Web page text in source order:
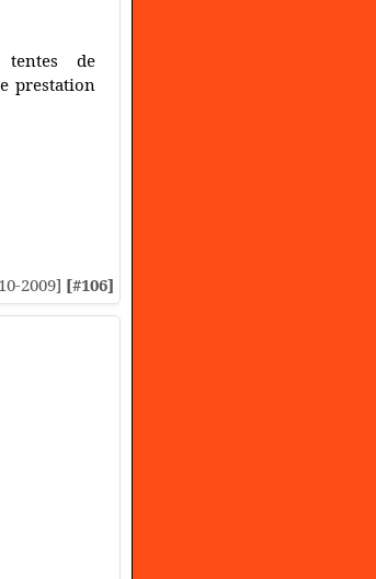
tentes de
prestation
2009] [#106]